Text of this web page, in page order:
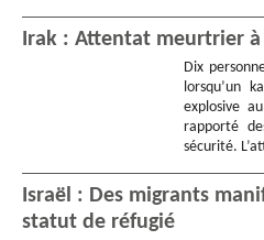
Irak : Attentat meurtrier à
Dix
lorsqu’un
explosive
rapporté
sécurité.
Israël : Des migrants
statut de réfugié